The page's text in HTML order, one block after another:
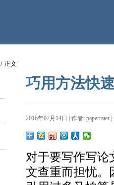
/ 正文
巧用方法快
2016年07月14日 | 作者: paperrater
对于要写作写论
文查重而担忧。